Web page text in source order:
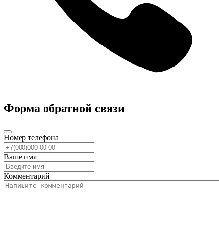
Форма обратной связи
Номер телефона
Ваше имя
Комментарий